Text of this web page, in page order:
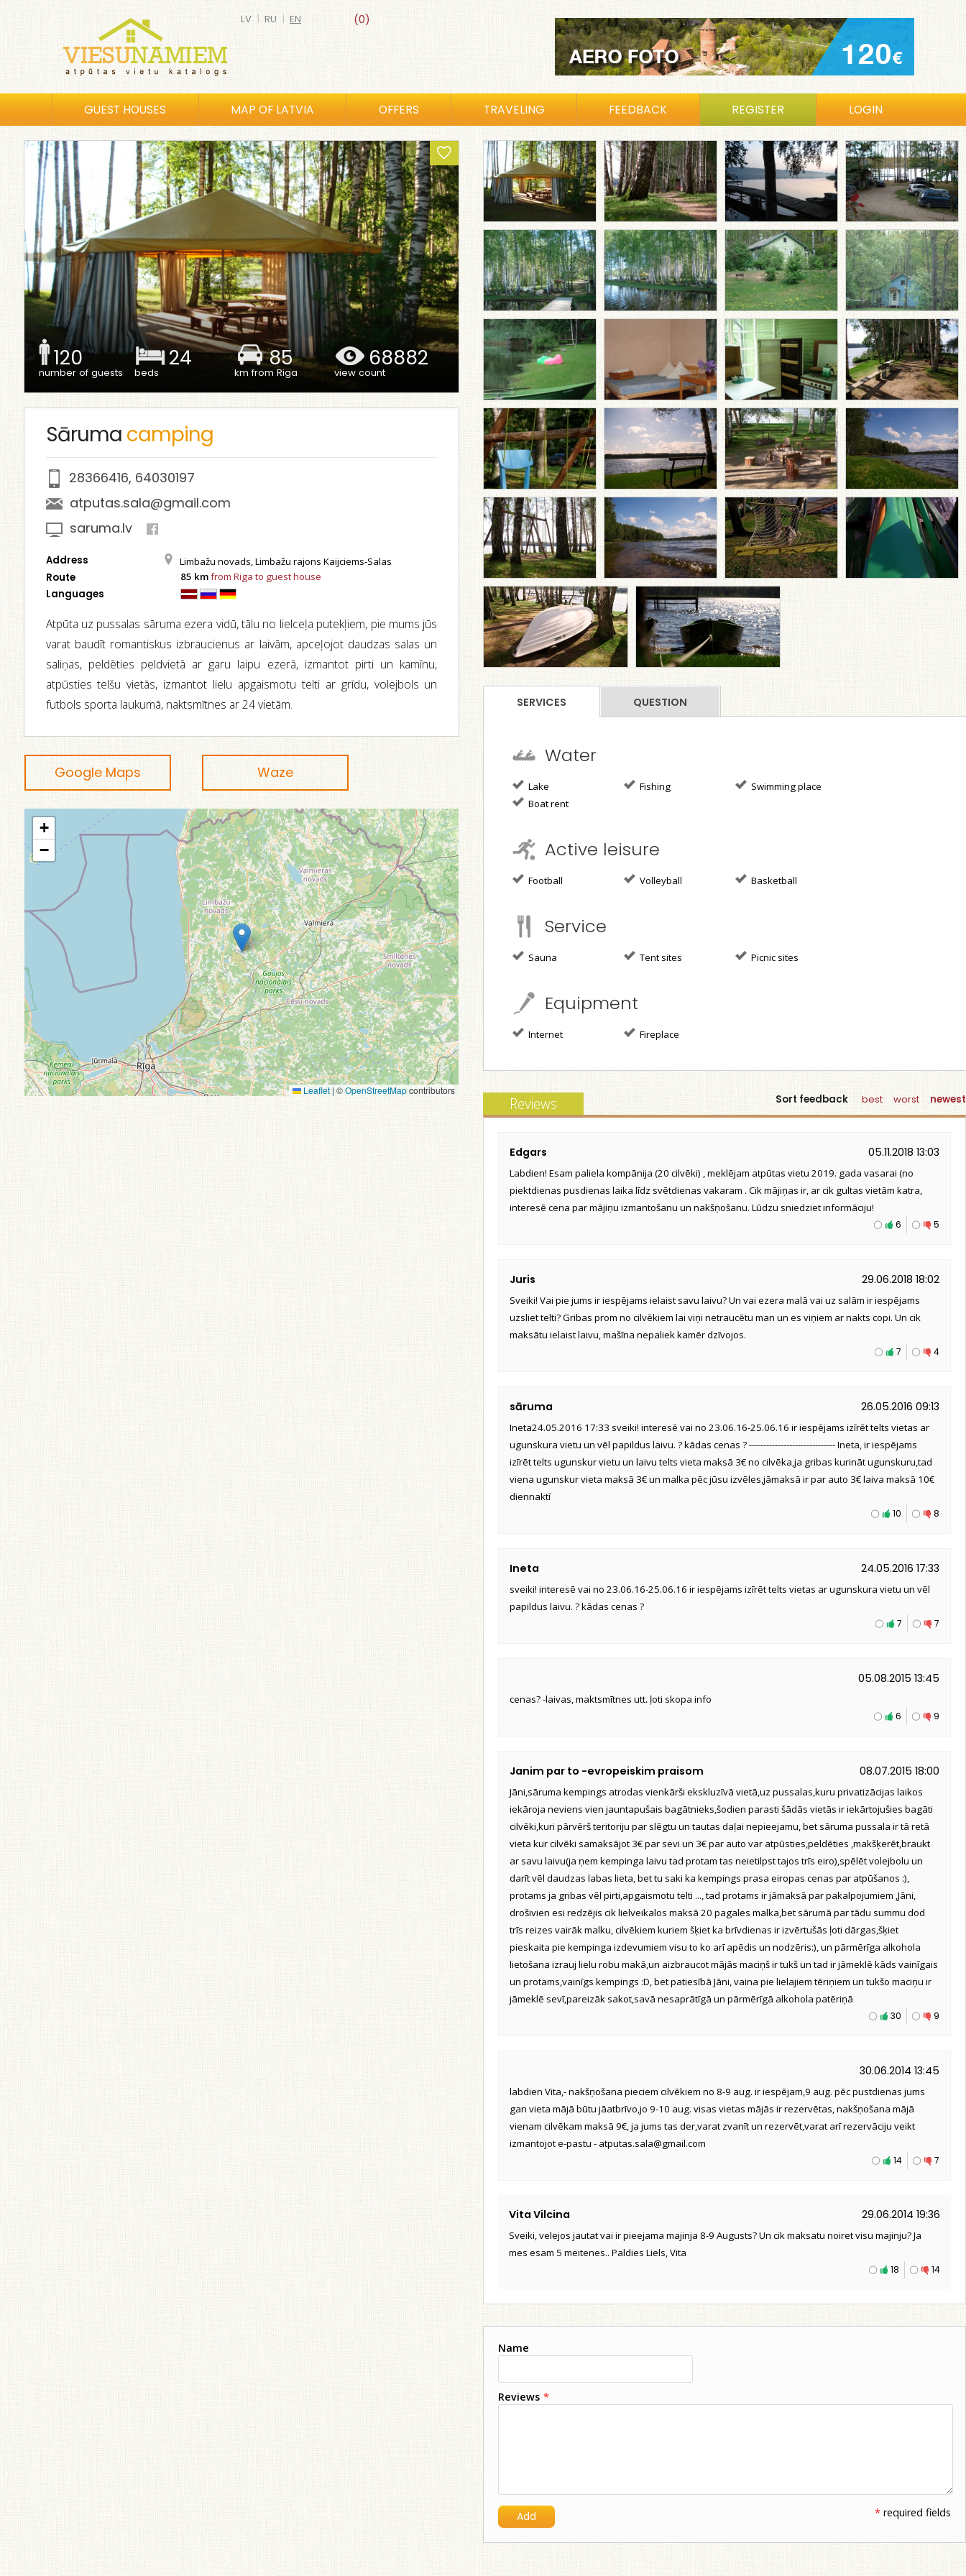
(0)
LV | RU | EN
GUEST HOUSES MAP OF LATVIA OFFERS TRAVELING FEEDBACK REGISTER LOGIN
120
number of guests
24
beds
85
km from Riga
68882
view count
Sāruma camping
28366416, 64030197
atputas.sala@gmail.com
saruma.lv
Address Limbažu novads, Limbažu rajons Kaijciems-Salas
Route 85 kmfrom Riga to guest house
Languages
Atpūta uz pussalas sāruma ezera vidū, tālu no lielceļa putekļiem, pie mums jūs
varat baudīt romantiskus izbraucienus ar laivām, apceļojot daudzas salas un
saliņas, peldēties peldvietā ar garu laipu ezerā, izmantot pirti un kamīnu,
atpūsties telšu vietās, izmantot lielu apgaismotu telti ar grīdu, volejbols un
futbols sporta laukumā, naktsmītnes ar 24 vietām.
Google Maps Waze
+
−
Leaflet | ©OpenStreetMapcontributors
SERVICES QUESTION
Water
Lake Fishing
Swimming place
Boat rent
Active leisure
Football Volleyball Basketball
Service
Sauna Tent sites Picnic sites
Equipment
Internet Fireplace
Sort feedback best worst newest
Reviews
Edgars 05.11.2018 13:03
Labdien! Esam paliela kompānija (20 cilvēki) , meklējam atpūtas vietu 2019. gada vasarai (no
piektdienas pusdienas laika līdz svētdienas vakaram . Cik mājiņas ir, ar cik gultas vietām katra,
interesē cena par mājiņu izmantošanu un nakšņošanu. Lūdzu sniedziet informāciju!
5
6
Juris 29.06.2018 18:02
Sveiki! Vai pie jums ir iespējams ielaist savu laivu? Un vai ezera malā vai uz salām ir iespējams
uzsliet telti? Gribas prom no cilvēkiem lai viņi netraucētu man un es viņiem ar nakts copi. Un cik
maksātu ielaist laivu, mašīna nepaliek kamēr dzīvojos.
4
7
sāruma 26.05.2016 09:13
Ineta24.05.2016 17:33 sveiki! interesē vai no 23.06.16-25.06.16 ir iespējams izīrēt telts vietas ar
ugunskura vietu un vēl papildus laivu. ? kādas cenas ? ------------------------------ Ineta, ir iespējams
izīrēt telts ugunskur vietu un laivu telts vieta maksā 3€ no cilvēka,ja gribas kurināt ugunskuru,tad
viena ugunskur vieta maksā 3€ un malka pēc jūsu izvēles,jāmaksā ir par auto 3€ laiva maksā 10€
diennaktī
8
10
Ineta 24.05.2016 17:33
sveiki! interesē vai no 23.06.16-25.06.16 ir iespējams izīrēt telts vietas ar ugunskura vietu un vēl
papildus laivu. ? kādas cenas ?
7
7
05.08.2015 13:45
cenas? -laivas, maktsmītnes utt. ļoti skopa info
9
6
Janim par to -evropeiskim praisom 08.07.2015 18:00
Jāni,sāruma kempings atrodas vienkārši ekskluzīvā vietā,uz pussalas,kuru privatizācijas laikos
iekāroja neviens vien jauntapušais bagātnieks,šodien parasti šādās vietās ir iekārtojušies bagāti
cilvēki,kuri pārvērš teritoriju par slēgtu un tautas daļai nepieejamu, bet sāruma pussala ir tā retā
vieta kur cilvēki samaksājot 3€ par sevi un 3€ par auto var atpūsties,peldēties ,makšķerēt,braukt
ar savu laivu(ja ņem kempinga laivu tad protam tas neietilpst tajos trīs eiro),spēlēt volejbolu un
darīt vēl daudzas labas lieta, bet tu saki ka kempings prasa eiropas cenas par atpūšanos :),
protams ja gribas vēl pirti,apgaismotu telti ..., tad protams ir jāmaksā par pakalpojumiem ,Jāni,
drošivien esi redzējis cik lielveikalos maksā 20 pagales malka,bet sārumā par tādu summu dod
trīs reizes vairāk malku, cilvēkiem kuriem šķiet ka brīvdienas ir izvērtušās ļoti dārgas,šķiet
pieskaita pie kempinga izdevumiem visu to ko arī apēdis un nodzēris:), un pārmērīga alkohola
lietošana izrauj lielu robu makā,un aizbraucot mājās maciņš ir tukš un tad ir jāmeklē kāds vainīgais
un protams,vainīgs kempings :D, bet patiesībā Jāni, vaina pie lielajiem tēriņiem un tukšo maciņu ir
jāmeklē sevī,pareizāk sakot,savā nesaprātīgā un pārmērīgā alkohola patēriņā
9
30
30.06.2014 13:45
labdien Vita,- nakšņošana pieciem cilvēkiem no 8-9 aug. ir iespējam,9 aug. pēc pustdienas jums
gan vieta mājā būtu jāatbrīvo,jo 9-10 aug. visas vietas mājās ir rezervētas, nakšņošana mājā
vienam cilvēkam maksā 9€, ja jums tas der,varat zvanīt un rezervēt,varat arī rezervāciju veikt
izmantojot e-pastu - atputas.sala@gmail.com
7
14
Vita Vilcina 29.06.2014 19:36
Sveiki, velejos jautat vai ir pieejama majinja 8-9 Augusts? Un cik maksatu noiret visu majinju? Ja
mes esam 5 meitenes.. Paldies Liels, Vita
14
18
Name
Reviews *
* required fields